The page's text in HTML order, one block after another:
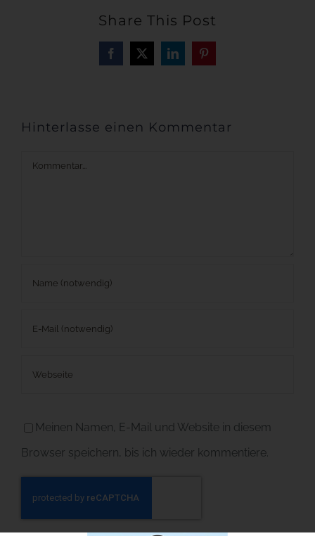
Share This Post
Facebook
X LinkedInPinterest
Hinterlasse einen Kommentar
Kommentar
Meinen Namen, E-Mail und Website in diesem
Browser speichern, bis ich wieder kommentiere.